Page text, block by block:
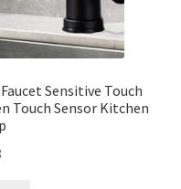
Sensitive Touch
Touch Sensor Kitchen